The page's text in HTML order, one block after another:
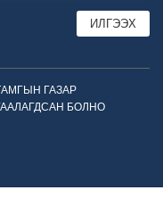
ГАЗАР
БОЛНО